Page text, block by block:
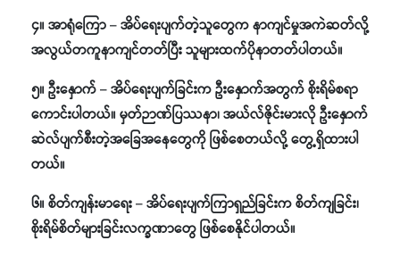
၄။ အာရုံကြော – အိပ်ရေးပျက်တဲ့သူတွေက နာကျင်မှုအကဲဆတ်လို့
အလွယ်တကူနာကျင်တတ်ပြီး သူများထက်ပိုနာတတ်ပါတယ်။
၅။ ဦးနှောက် – အိပ်ရေးပျက်ခြင်းက ဦးနှောက်အတွက် စိုးရိမ်စရာ
ကောင်းပါတယ်။ မှတ်ဉာဏ်ပြဿနာ၊ အယ်လ်ဇိုင်းမားလို ဦးနှောက်
ဆဲလ်ပျက်စီးတဲ့အခြေအနေတွေကို ဖြစ်စေတယ်လို့ တွေ့ရှိထားပါ
တယ်။
၆။ စိတ်ကျန်းမာရေး – အိပ်ရေးပျက်ကြာရှည်ခြင်းက စိတ်ကျခြင်း၊
စိုးရိမ်စိတ်များခြင်းလက္ခဏာတွေ ဖြစ်စေနိုင်ပါတယ်။